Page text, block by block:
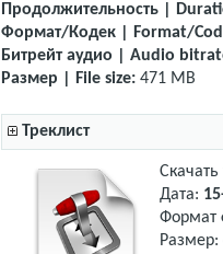
Продолжительность |
Формат/Кодек | Format/
Битрейт аудио | Audio
Размер | File size: 471 MB
Треклист
Скачать
Дата:
Формат
Размер: